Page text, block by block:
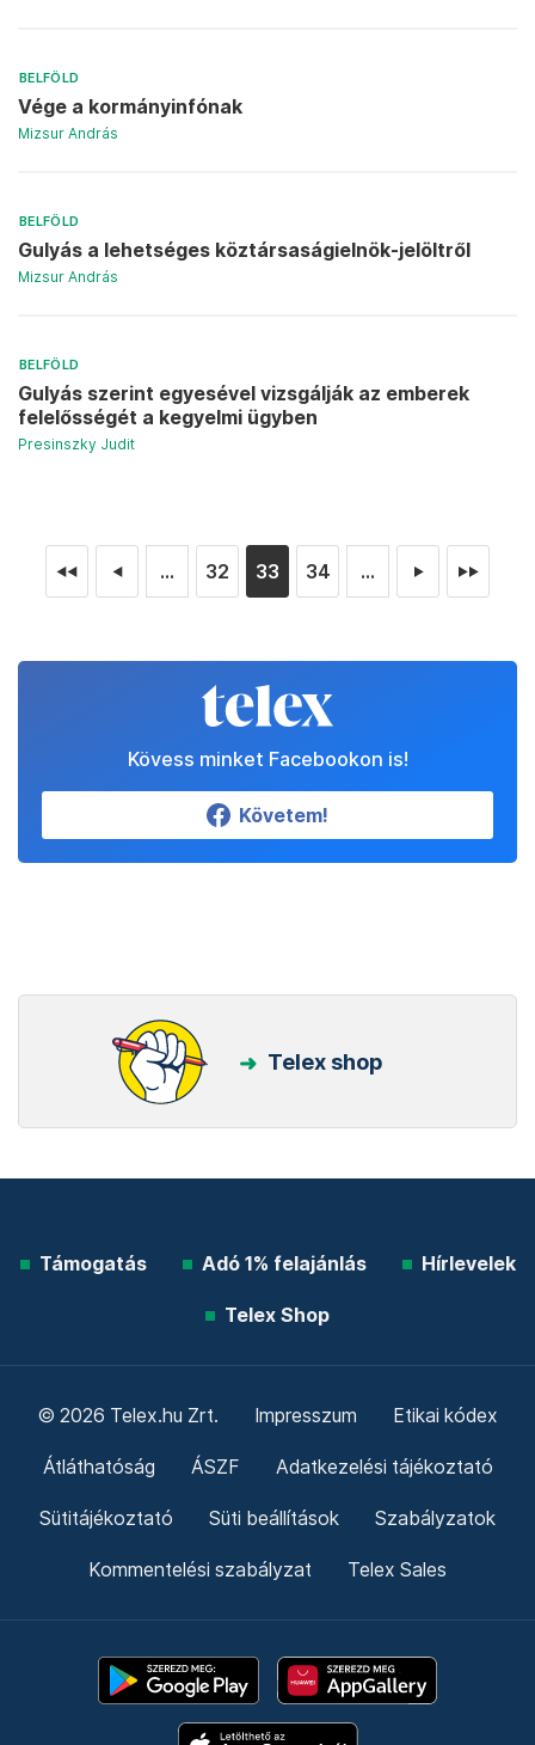
BELFÖLD
Vége a kormányinfónak
Mizsur András
BELFÖLD
Gulyás a lehetséges köztársaságielnök-jelöltről
Mizsur András
BELFÖLD
Gulyás szerint egyesével vizsgálják az emberek
felelősségét a kegyelmi ügyben
Presinszky Judit
◄◄ ◄ ... 32 33 34 ... ► ►►
Kövess minket Facebookon is!
Követem!
Telex shop
Támogatás Adó 1% felajánlás Hírlevelek
Telex Shop
© 2026 Telex.hu Zrt. Impresszum Etikai kódex
Átláthatóság ÁSZF Adatkezelési tájékoztató
Sütitájékoztató Süti beállítások Szabályzatok
Kommentelési szabályzat Telex Sales